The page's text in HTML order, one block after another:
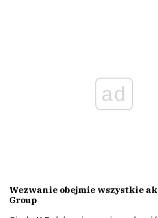
ad
Wezwanie obejmie wszystkie
Group